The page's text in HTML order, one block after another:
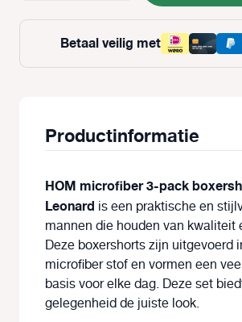
Betaal veilig met
Productinformatie
HOM microfiber 3-pack
Leonard is een praktische en
mannen die houden van kwaliteit
Deze boxershorts zijn uitgevoerd
microfiber stof en vormen een
basis voor elke dag. Deze set
gelegenheid de juiste look.